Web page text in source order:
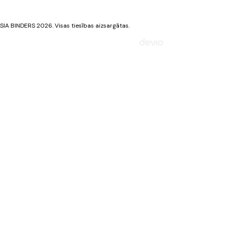
SIA BINDERS 2026. Visas tiesības aizsargātas.